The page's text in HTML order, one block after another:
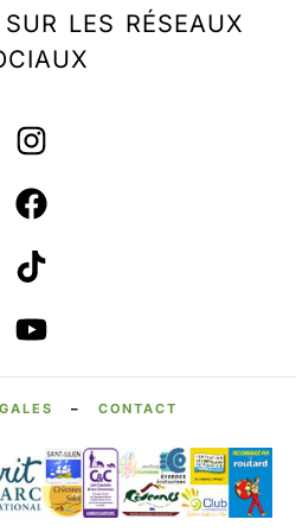
LES RÉSEAUX
– CONTACT